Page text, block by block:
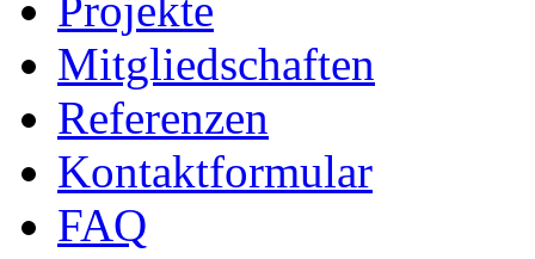
Mitgliedschaften
Referenzen
Kontaktformular
FAQ